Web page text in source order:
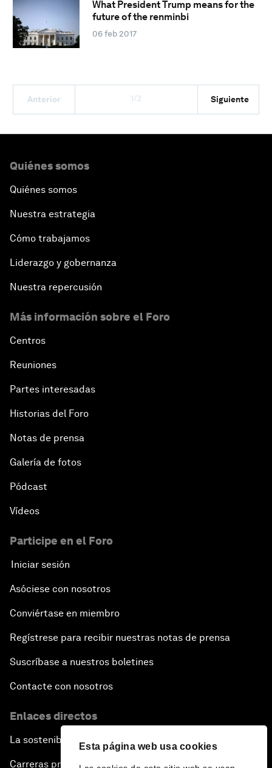
Esta página web usa cookies
What President Trump means for the
future of the renminbi
06 feb 2017
Anterior 1/2 Siguiente
Quiénes somos
Quiénes somos
Nuestra estrategia
Cómo trabajamos
Liderazgo y gobernanza
Nuestra repercusión
Más información sobre el Foro
Centros
Reuniones
Partes interesadas
Historias del Foro
Notas de prensa
Galería de fotos
Pódcast
Vídeos
Participe en el Foro
Iniciar sesión
Asóciese con nosotros
Conviértase en miembro
Regístrese para recibir nuestras notas de prensa
Suscríbase a nuestros boletines
Contacte con nosotros
Enlaces directos
La sostenibilidad en el Foro
Carreras profesionales